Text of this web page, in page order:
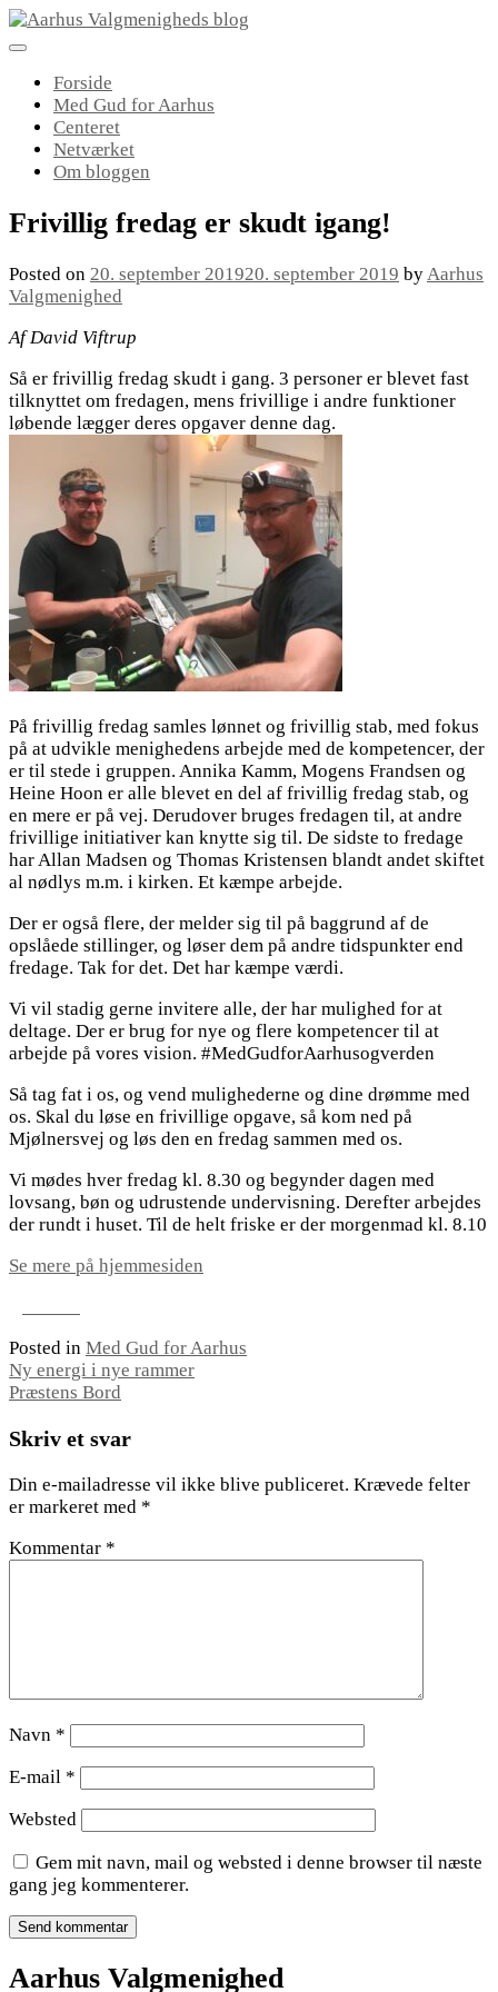
Skip
to
Forside
Med Gud for Aarhus
Centeret
Netværket
Om bloggen
Frivillig fredag er skudt igang!
Posted on 20. september 201920. september 2019 byAarhus
Valgmenighed
Af David Viftrup
Så er frivillig fredag skudt i gang. 3 personer er blevet fast
tilknyttet om fredagen, mens frivillige i andre funktioner
løbende lægger deres opgaver denne dag.
På frivillig fredag samles lønnet og frivillig stab, med fokus
på at udvikle menighedens arbejde med de kompetencer, der
er til stede i gruppen. Annika Kamm, Mogens Frandsen og
Heine Hoon er alle blevet en del af frivillig fredag stab, og
en mere er på vej. Derudover bruges fredagen til, at andre
frivillige initiativer kan knytte sig til. De sidste to fredage
har Allan Madsen og Thomas Kristensen blandt andet skiftet
al nødlys m.m. i kirken. Et kæmpe arbejde.
Der er også flere, der melder sig til på baggrund af de
opslåede stillinger, og løser dem på andre tidspunkter end
fredage. Tak for det. Det har kæmpe værdi.
Vi vil stadig gerne invitere alle, der har mulighed for at
deltage. Der er brug for nye og flere kompetencer til at
arbejde på vores vision. #MedGudforAarhusogverden
Så tag fat i os, og vend mulighederne og dine drømme med
os. Skal du løse en frivillige opgave, så kom ned på
Mjølnersvej og løs den en fredag sammen med os.
Vi mødes hver fredag kl. 8.30 og begynder dagen med
lovsang, bøn og udrustende undervisning. Derefter arbejdes
der rundt i huset. Til de helt friske er der morgenmad kl. 8.10
Se mere på hjemmesiden
Posted in Med Gud for Aarhus
Indlægsnavigation
Ny energi i nye rammer
Præstens Bord
Skriv et svar
Din e-mailadresse vil ikke blive publiceret. Krævede felter
er markeret med *
Kommentar *
Navn *
E-mail *
Websted
Gem mit navn, mail og websted i denne browser til næste
gang jeg kommenterer.
Aarhus Valgmenighed